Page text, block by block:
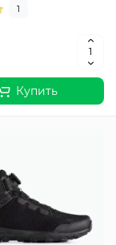
1
Купить